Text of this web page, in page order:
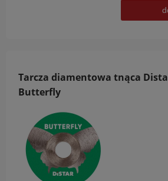
Tarcza diamentowa tnąca
Butterfly